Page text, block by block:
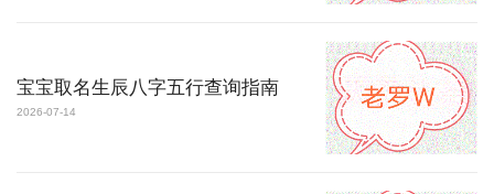
宝宝取名生辰八字五行查询指南
2026-07-14